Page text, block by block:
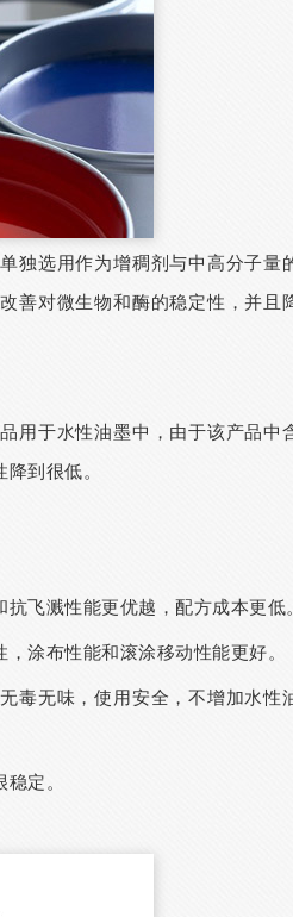
独选用作为增稠剂与中高分子量
善对微生物和酶的稳定性，并且
用于水性油墨中，由于该产品中
到很低。
飞溅性能更优越，配方成本更低
涂布性能和滚涂移动性能更好。
毒无味，使用安全，不增加水性
定。